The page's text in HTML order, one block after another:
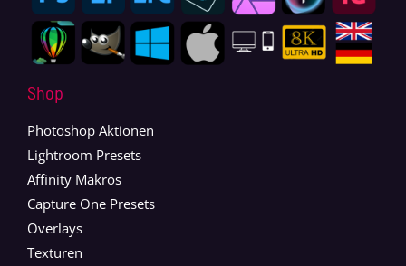
Shop
Photoshop Aktionen
Lightroom Presets
Affinity Makros
Capture One Presets
Overlays
Texturen